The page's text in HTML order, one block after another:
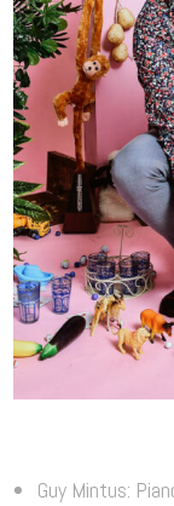
Guy Mintus: